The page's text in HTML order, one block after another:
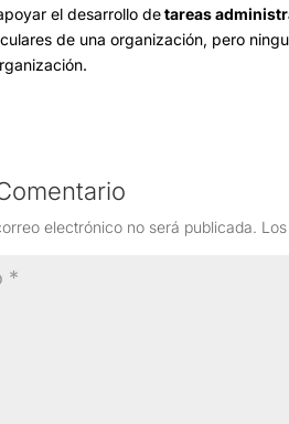
el desarrollo detareas
de una organización, pero
electrónico no será publicada.